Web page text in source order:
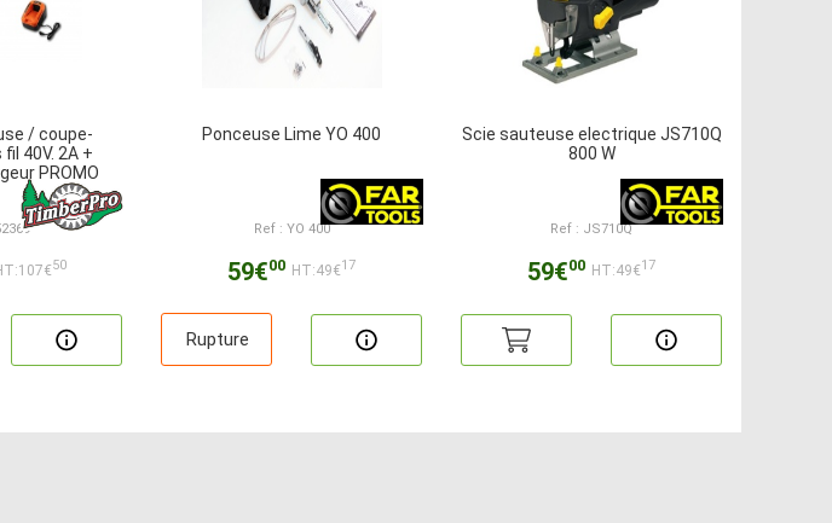
/ coupe-
40V. 2A +
PROMO
50
Ponceuse Lime YO 400
Ref : YO 400
59€00 HT:49€17
Rupture
Scie sauteuse electrique JS710Q
800 W
Ref : JS710Q
59€00 HT:49€17